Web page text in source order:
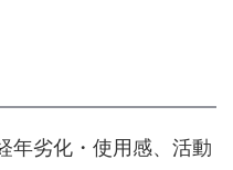
年劣化・使用感、活動